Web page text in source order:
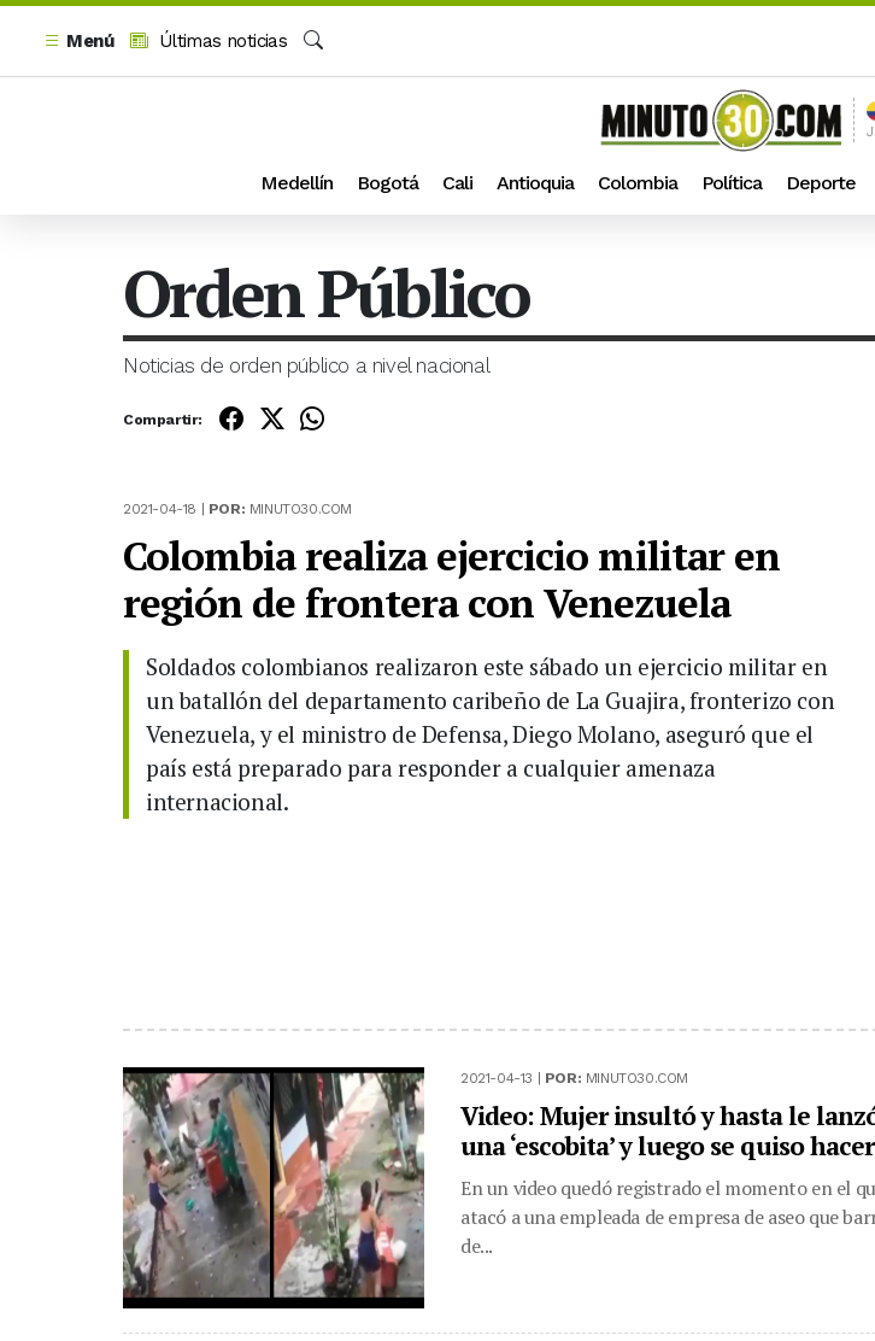
Menú
Últimas noticias
Medellín Bogotá Cali Antioquia Colombia Política Deporte
Orden Público
Noticias de orden público a nivel nacional
Compartir:
2021-04-18 | POR: MINUTO30.COM
Colombia realiza ejercicio militar en
región de frontera con Venezuela
Soldados colombianos realizaron este sábado un ejercicio militar en
un batallón del departamento caribeño de La Guajira, fronterizo con
Venezuela, y el ministro de Defensa, Diego Molano, aseguró que el
país está preparado para responder a cualquier amenaza
internacional.
2021-04-13 | POR: MINUTO30.COM
Video: Mujer insultó y hasta le
una ‘escobita’ y luego se quiso
En un video quedó registrado el momento en el
atacó a una empleada de empresa de aseo que
de...